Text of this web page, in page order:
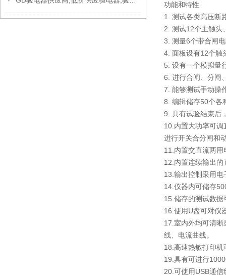
功能和特性
1. 测试各类高压断
2. 测试12个主触头
3. 测量6个带合闸
4. 面板设有12个触
5. 设有一个模拟量
6. 进行合闸、分闸
7. 能够测试手动操
8. 编辑储存50个各
9. 具有试验结束后
10.内置大功率可
进行开关合分闸和
11.内置交直流两
12.内置连续输出
13.输出控制采用
14.仪器内可储存
15.储存的测试数据
16.使用U盘可对仪
17.室内外均可清
线、电流曲线。
18.高速热敏打印
19.具有可进行
20.可使用USB通